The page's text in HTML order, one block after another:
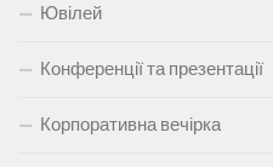
Ювілей
Конференції та презентації
Корпоративна вечірка